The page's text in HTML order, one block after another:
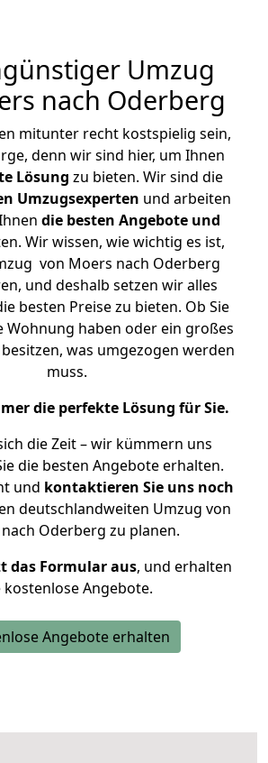
Umzug
nach Oderberg
mitunter recht kostspielig sein,
denn wir sind hier, um Ihnen
Lösung zu bieten. Wir sind die
Umzugsexperten und arbeiten
die besten Angebote und
Wir wissen, wie wichtig es ist,
von Moers nach Oderberg
und deshalb setzen wir alles
besten Preise zu bieten. Ob Sie
Wohnung haben oder ein großes
was umgezogen werden
muss.
die perfekte Lösung für Sie.
die Zeit – wir kümmern uns
die besten Angebote erhalten.
und kontaktieren Sie uns noch
deutschlandweiten Umzug von
Oderberg zu planen.
das Formular aus, und erhalten
kostenlose Angebote.
Angebote erhalten